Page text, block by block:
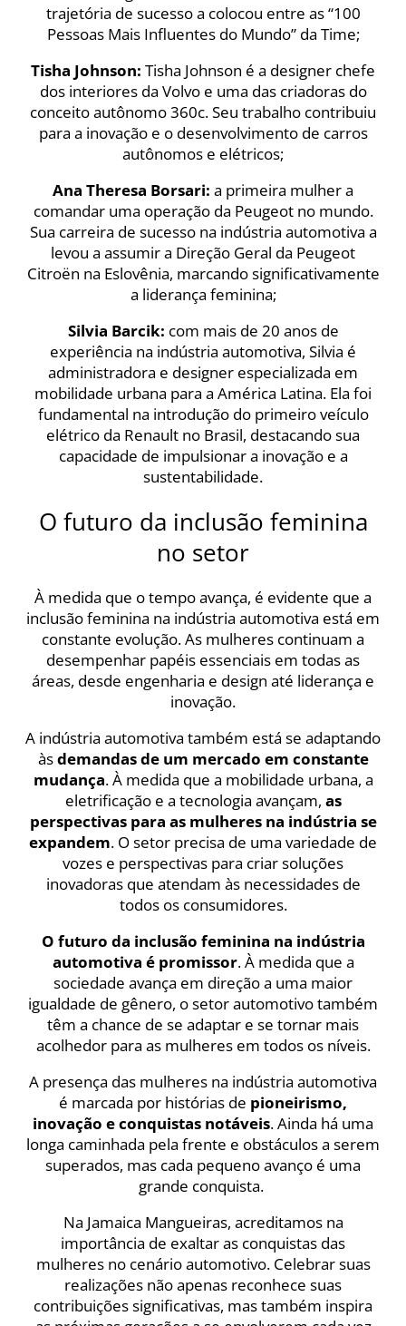
trajetória de sucesso a colocou entre as “100
Pessoas Mais Influentes do Mundo” da Time;
Tisha Johnson: Tisha Johnson é a designer chefe
dos interiores da Volvo e uma das criadoras do
conceito autônomo 360c. Seu trabalho contribuiu
para a inovação e o desenvolvimento de carros
autônomos e elétricos;
Ana Theresa Borsari: a primeira mulher a
comandar uma operação da Peugeot no mundo.
Sua carreira de sucesso na indústria automotiva a
levou a assumir a Direção Geral da Peugeot
Citroën na Eslovênia, marcando significativamente
a liderança feminina;
Silvia Barcik: com mais de 20 anos de
experiência na indústria automotiva, Silvia é
administradora e designer especializada em
mobilidade urbana para a América Latina. Ela foi
fundamental na introdução do primeiro veículo
elétrico da Renault no Brasil, destacando sua
capacidade de impulsionar a inovação e a
sustentabilidade.
O futuro da inclusão feminina
no setor
À medida que o tempo avança, é evidente que a
inclusão feminina na indústria automotiva está em
constante evolução. As mulheres continuam a
desempenhar papéis essenciais em todas as
áreas, desde engenharia e design até liderança e
inovação.
A indústria automotiva também está se adaptando
àsdemandas de um mercado em constante
mudança. À medida que a mobilidade urbana, a
eletrificação e a tecnologia avançam, as
perspectivas para as mulheres na indústria se
expandem. O setor precisa de uma variedade de
vozes e perspectivas para criar soluções
inovadoras que atendam às necessidades de
todos os consumidores.
O futuro da inclusão feminina na indústria
automotiva é promissor. À medida que a
sociedade avança em direção a uma maior
igualdade de gênero, o setor automotivo também
têm a chance de se adaptar e se tornar mais
acolhedor para as mulheres em todos os níveis.
A presença das mulheres na indústria automotiva
é marcada por histórias de pioneirismo,
inovação e conquistas notáveis. Ainda há uma
longa caminhada pela frente e obstáculos a serem
superados, mas cada pequeno avanço é uma
grande conquista.
Na Jamaica Mangueiras, acreditamos na
importância de exaltar as conquistas das
mulheres no cenário automotivo. Celebrar suas
realizações não apenas reconhece suas
contribuições significativas, mas também inspira